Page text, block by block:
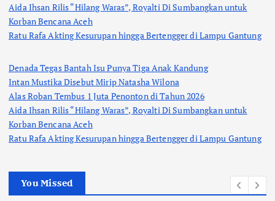
Aida Ihsan Rilis “Hilang Waras”, Royalti Di Sumbangkan untuk
Korban Bencana Aceh
Ratu Rafa Akting Kesurupan hingga Bertengger di Lampu Gantung
Denada Tegas Bantah Isu Punya Tiga Anak Kandung
Intan Mustika Disebut Mirip Natasha Wilona
Alas Roban Tembus 1 Juta Penonton di Tahun 2026
Aida Ihsan Rilis “Hilang Waras”, Royalti Di Sumbangkan untuk
Korban Bencana Aceh
Ratu Rafa Akting Kesurupan hingga Bertengger di Lampu Gantung
You Missed